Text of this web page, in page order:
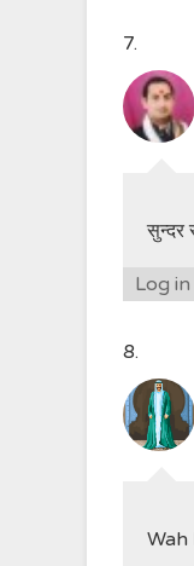
सुन्दर
Log